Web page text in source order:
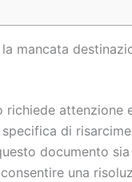
mancata
attenzione
di
documento
una